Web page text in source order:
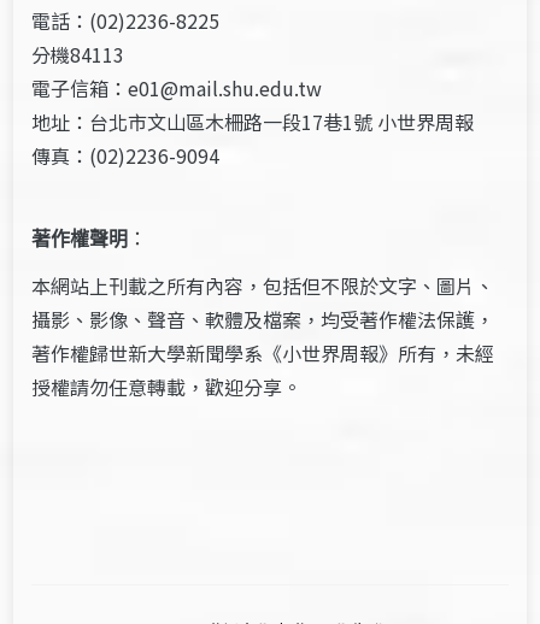
電話：(02)2236-8225
分機84113
電子信箱：e01@mail.shu.edu.tw
地址：台北市文山區木柵路一段17巷1號 小世界周報
傳真：(02)2236-9094
著作權聲明 ：
本網站上刊載之所有內容，包括但不限於文字、圖片、
攝影、影像、聲音、軟體及檔案，均受著作權法保護，
著作權歸世新大學新聞學系《小世界周報》所有，未經
授權請勿任意轉載，歡迎分享。